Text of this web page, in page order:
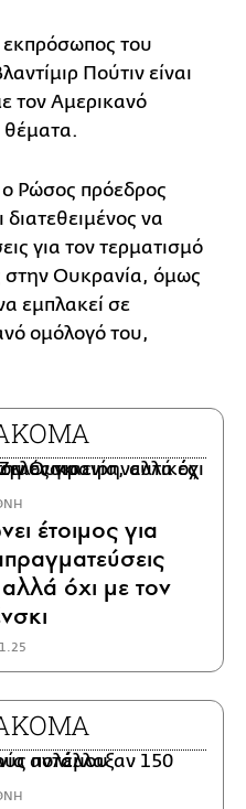
εκπρόσωπος του
Πούτιν είναι
τον Αμερικανό
θέματα.
ο Ρώσος πρόεδρος
διατεθειμένος να
για τον τερματισμό
στην Ουκρανία, όμως
εμπλακεί σε
ομόλογό του,
έτοιμος για
όχι με τον